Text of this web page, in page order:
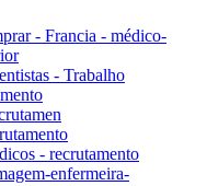
- Francia - médico-
- Trabalho
- recrutamento
enfermeira-